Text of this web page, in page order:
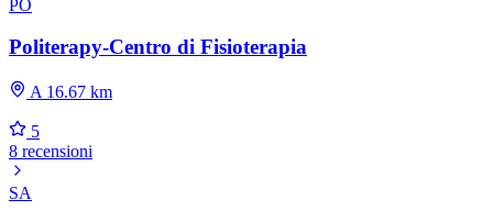
PO
Politerapy-Centro di Fisioterapia
A 16.67 km
5
8 recensioni
SA